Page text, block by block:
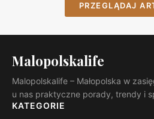
PRZEGLĄDAJ
Malopolskalife
Malopolskalife – Małopolska w
u nas praktyczne porady, trendy i
KATEGORIE